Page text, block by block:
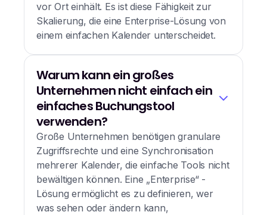
vor Ort einhält. Es ist diese Fähigkeit zur
Skalierung, die eine Enterprise-Lösung von
einem einfachen Kalender unterscheidet.
Warum kann ein großes
Unternehmen nicht einfach ein
einfaches Buchungstool
verwenden?
Große Unternehmen benötigen granulare
Zugriffsrechte und eine Synchronisation
mehrerer Kalender, die einfache Tools nicht
bewältigen können. Eine „Enterprise“ -
Lösung ermöglicht es zu definieren, wer
was sehen oder ändern kann,